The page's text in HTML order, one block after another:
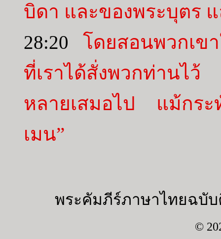
บิดา และของพระบุตร
28:20 โดยสอนพวกเข
ที่เราได้สั่งพวกท่านไ
หลายเสมอไป แม้กระ
เมน”
พระคัมภีร์ภาษาไทยฉบับ
©